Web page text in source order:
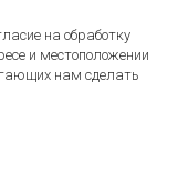
о
на обработку
и местоположении
нам сделать